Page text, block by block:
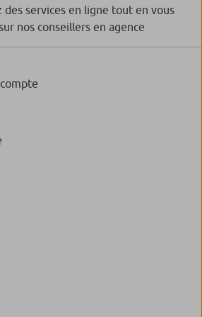
des services en ligne tout en vous
nos conseillers en agence